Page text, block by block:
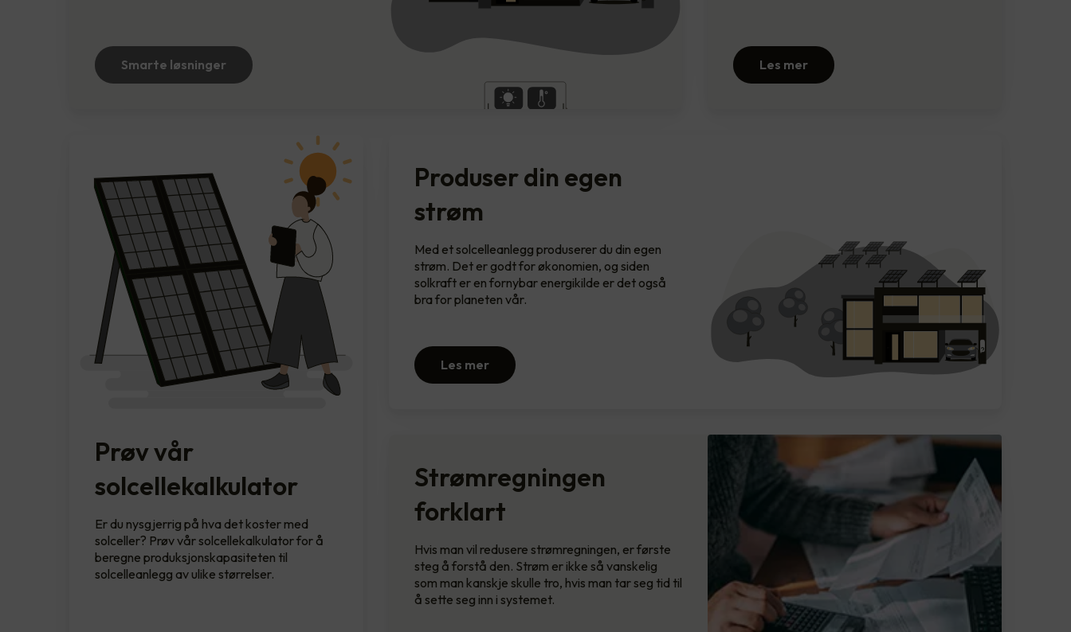
Les mer
Smarte løsninger
Prøv vår
solcellekalkulator
Er du nysgjerrig på hva det koster med
solceller? Prøv vår solcellekalkulator for å
beregne produksjonskapasiteten til
solcelleanlegg av ulike størrelser.
Produser din egen
strøm
Med et solcelleanlegg produserer du din egen
strøm. Det er godt for økonomien, og siden
solkraft er en fornybar energikilde er det også
bra for planeten vår.
Les mer
Strømregningen
forklart
Hvis man vil redusere strømregningen, er første
steg å forstå den. Strøm er ikke så vanskelig
som man kanskje skulle tro, hvis man tar seg tid til
å sette seg inn i systemet.